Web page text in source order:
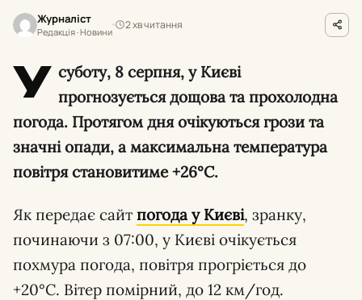
Журналіст
Редакція · Новини
2 хв читання
У суботу, 8 серпня, у Києві
прогнозується дощова та прохолодна
погода. Протягом дня очікуються грози та
значні опади, а максимальна температура
повітря становитиме +26°C.
Як передає сайт погода у Києві, зранку,
починаючи з 07:00, у Києві очікується
похмура погода, повітря прогріється до
+20°C. Вітер помірний, до 12 км/год.